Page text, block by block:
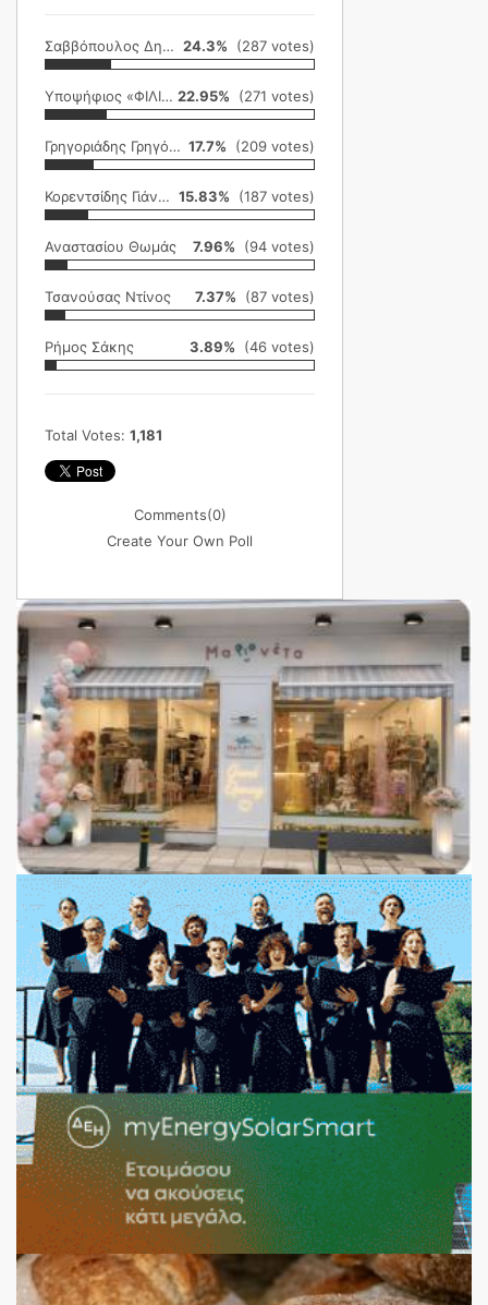
Σαββόπουλος Δημήτρης 24.3% (287 votes)
Υποψήφιος «ΦΙΛΙΚΗ ΕΤΑΙΡΕΙΑ» 22.95% (271 votes)
Γρηγοριάδης Γρηγόρης 17.7% (209 votes)
Κορεντσίδης Γιάννης 15.83% (187 votes)
Αναστασίου Θωμάς 7.96% (94 votes)
Τσανούσας Ντίνος 7.37% (87 votes)
Ρήμος Σάκης 3.89% (46 votes)
Total Votes: 1,181
Comments(0)
Create Your Own Poll